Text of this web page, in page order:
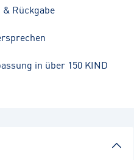
Rückgabe
in über 150 KIND